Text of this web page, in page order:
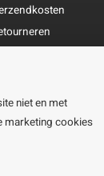
& contact
niet en met
marketing cookies